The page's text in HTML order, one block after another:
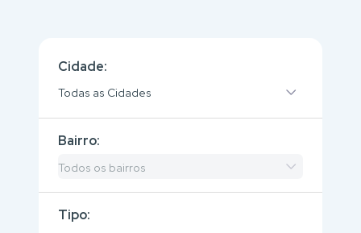
Cidade:
Todas as Cidades
Bairro:
Todos os bairros
Tipo: